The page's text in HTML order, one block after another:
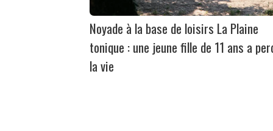
Noyade à la base de loisirs La Plaine
tonique : une jeune fille de 11 ans a
la vie